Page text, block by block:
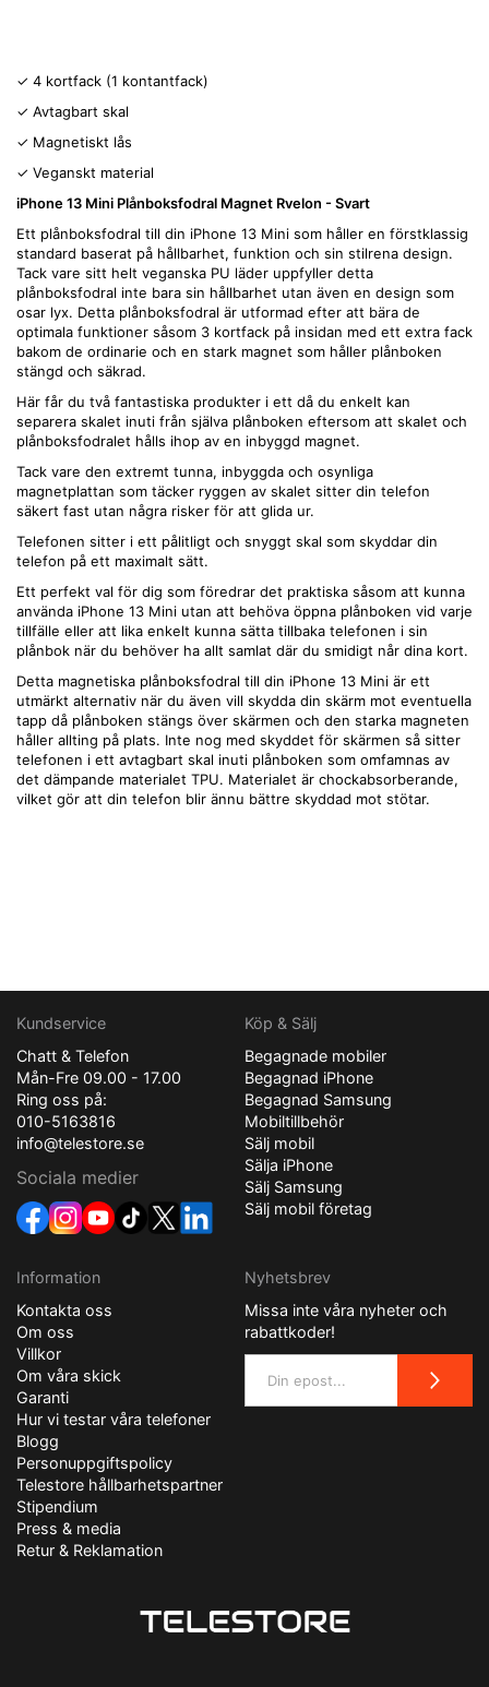
✓ 4 kortfack (1 kontantfack)
✓ Avtagbart skal
✓ Magnetiskt lås
✓ Veganskt material
iPhone 13 Mini Plånboksfodral Magnet Rvelon - Svart
Ett plånboksfodral till din iPhone 13 Mini som håller en förstklassig
standard baserat på hållbarhet, funktion och sin stilrena design.
Tack vare sitt helt veganska PU läder uppfyller detta
plånboksfodral inte bara sin hållbarhet utan även en design som
osar lyx. Detta plånboksfodral är utformad efter att bära de
optimala funktioner såsom 3 kortfack på insidan med ett extra fack
bakom de ordinarie och en stark magnet som håller plånboken
stängd och säkrad.
Här får du två fantastiska produkter i ett då du enkelt kan
separera skalet inuti från själva plånboken eftersom att skalet och
plånboksfodralet hålls ihop av en inbyggd magnet.
Tack vare den extremt tunna, inbyggda och osynliga
magnetplattan som täcker ryggen av skalet sitter din telefon
säkert fast utan några risker för att glida ur.
Telefonen sitter i ett pålitligt och snyggt skal som skyddar din
telefon på ett maximalt sätt.
Ett perfekt val för dig som föredrar det praktiska såsom att kunna
använda iPhone 13 Mini utan att behöva öppna plånboken vid varje
tillfälle eller att lika enkelt kunna sätta tillbaka telefonen i sin
plånbok när du behöver ha allt samlat där du smidigt når dina kort.
Detta magnetiska plånboksfodral till din iPhone 13 Mini är ett
utmärkt alternativ när du även vill skydda din skärm mot eventuella
tapp då plånboken stängs över skärmen och den starka magneten
håller allting på plats. Inte nog med skyddet för skärmen så sitter
telefonen i ett avtagbart skal inuti plånboken som omfamnas av
det dämpande materialet TPU. Materialet är chockabsorberande,
vilket gör att din telefon blir ännu bättre skyddad mot stötar.
Kundservice
Chatt & Telefon
Mån-Fre 09.00 - 17.00
Ring oss på:
010-5163816
info@telestore.se
Sociala medier
Köp & Sälj
Begagnade mobiler
Begagnad iPhone
Begagnad Samsung
Mobiltillbehör
Sälj mobil
Sälja iPhone
Sälj Samsung
Sälj mobil företag
Information
Kontakta oss
Om oss
Villkor
Om våra skick
Garanti
Hur vi testar våra telefoner
Blogg
Personuppgiftspolicy
Telestore hållbarhetspartner
Stipendium
Press & media
Retur & Reklamation
Nyhetsbrev
Missa inte våra nyheter och
rabattkoder!